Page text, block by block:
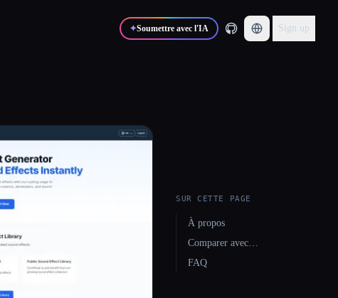
✦Soumettre avec l'IA Sign up
SUR CETTE PAGE
À propos
Comparer avec…
FAQ